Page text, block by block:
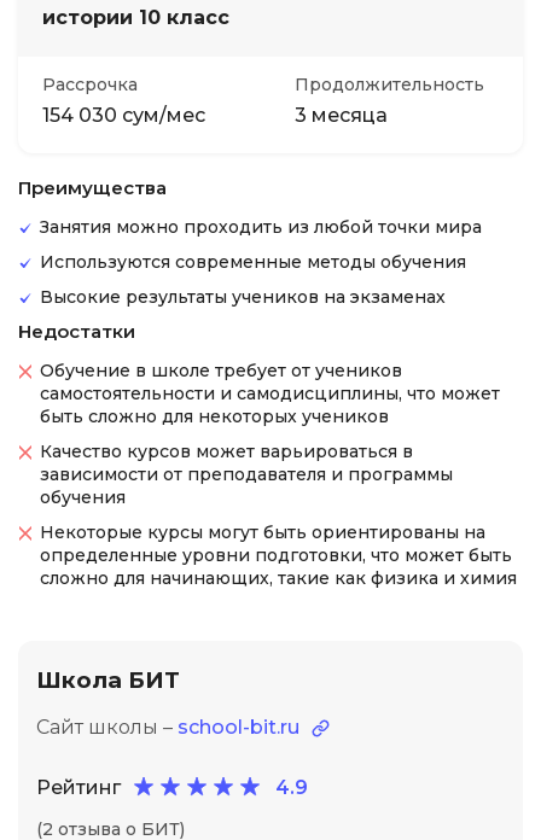
истории 10 класс
Рассрочка
154 030 сум/мес
Продолжительность
3 месяца
Преимущества
Занятия можно проходить из любой точки мира
Используются современные методы обучения
Высокие результаты учеников на экзаменах
Недостатки
Обучение в школе требует от учеников
самостоятельности и самодисциплины, что может
быть сложно для некоторых учеников
Качество курсов может варьироваться в
зависимости от преподавателя и программы
обучения
Некоторые курсы могут быть ориентированы на
определенные уровни подготовки, что может быть
сложно для начинающих, такие как физика и химия
Школа БИТ
Сайт школы – school-bit.ru
Рейтинг 4.9
(2 отзыва о БИТ)